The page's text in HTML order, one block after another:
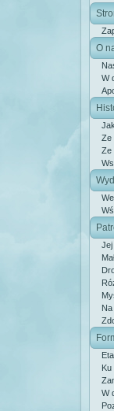
O
W
Ze
Ze
Ku
W